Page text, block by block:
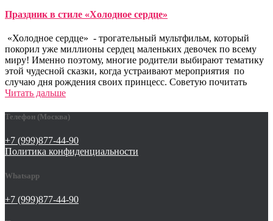
Праздник в стиле «Холодное сердце»
«Холодное сердце» - трогательный мультфильм, который
покорил уже миллионы сердец маленьких девочек по всему
миру! Именно поэтому, многие родители выбирают тематику
этой чудесной сказки, когда устраивают мероприятия по
случаю дня рождения своих принцесс. Советую почитать
Читать дальше
Телефон (Москва)
+7 (999)877-44-90
Политика конфиденциальности
Whatsapp
+7 (999)877-44-90